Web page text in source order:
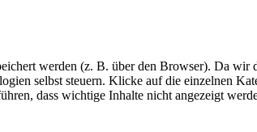
werden (z. B. über den Browser). Da wir
selbst steuern. Klicke auf die einzelnen
dass wichtige Inhalte nicht angezeigt